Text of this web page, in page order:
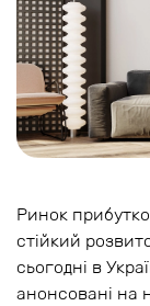
Ринок
стійкий
сьогодні в
анонсовані на